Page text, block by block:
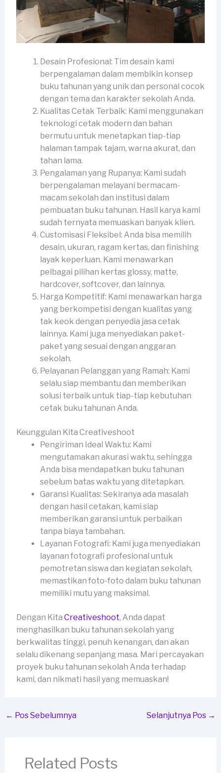
Desain Profesional: Tim desain kami
berpengalaman dalam membikin konsep
buku tahunan yang unik dan personal cocok
dengan tema dan karakter sekolah Anda.
Kualitas Cetak Terbaik: Kami menggunakan
teknologi cetak modern dan bahan
bermutu untuk menetapkan tiap-tiap
halaman tampak tajam, warna akurat, dan
tahan lama.
Pengalaman yang Rupanya: Kami sudah
berpengalaman melayani bermacam-
macam sekolah dan institusi dalam
pembuatan buku tahunan. Hasil karya kami
sudah ternyata memuaskan banyak klien.
Customisasi Fleksibel: Anda bisa memilih
desain, ukuran, ragam kertas, dan finishing
layak keperluan. Kami menawarkan
pelbagai pilihan kertas glossy, matte,
hardcover, softcover, dan lainnya.
Harga Kompetitif: Kami menawarkan harga
yang berkompetisi dengan kualitas yang
tak keok dengan penyedia jasa cetak
lainnya. Kami juga menyediakan paket-
paket yang sesuai dengan anggaran
sekolah.
Pelayanan Pelanggan yang Ramah: Kami
selalu siap membantu dan memberikan
solusi terbaik untuk tiap-tiap kebutuhan
cetak buku tahunan Anda.
Keunggulan Kita Creativeshoot
Pengiriman Ideal Waktu: Kami
mengutamakan akurasi waktu, sehingga
Anda bisa mendapatkan buku tahunan
sebelum batas waktu yang ditetapkan.
Garansi Kualitas: Sekiranya ada masalah
dengan hasil cetakan, kami siap
memberikan garansi untuk perbaikan
tanpa biaya tambahan.
Layanan Fotografi: Kami juga menyediakan
layanan fotografi profesional untuk
pemotretan siswa dan kegiatan sekolah,
memastikan foto-foto dalam buku tahunan
memiliki mutu yang maksimal.
Dengan Kita Creativeshoot, Anda dapat
menghasilkan buku tahunan sekolah yang
berkwalitas tinggi, penuh kenangan, dan akan
selalu dikenang sepanjang masa. Mari percayakan
proyek buku tahunan sekolah Anda terhadap
kami, dan nikmati hasil yang memuaskan!
← Pos Sebelumnya Selanjutnya Pos →
Related Posts